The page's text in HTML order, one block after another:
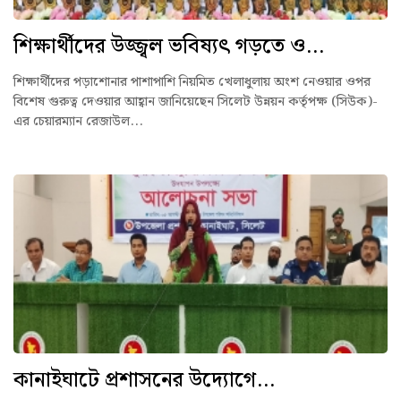
শিক্ষার্থীদের উজ্জ্বল ভবিষ্যৎ গড়তে ও...
শিক্ষার্থীদের পড়াশোনার পাশাপাশি নিয়মিত খেলাধুলায় অংশ নেওয়ার ওপর
বিশেষ গুরুত্ব দেওয়ার আহ্বান জানিয়েছেন সিলেট উন্নয়ন কর্তৃপক্ষ (সিউক)-
এর চেয়ারম্যান রেজাউল...
কানাইঘাটে প্রশাসনের উদ্যোগে...